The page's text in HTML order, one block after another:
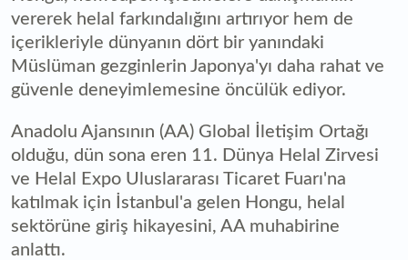
vererek helal farkındalığını artırıyor hem de
içerikleriyle dünyanın dört bir yanındaki
Müslüman gezginlerin Japonya'yı daha rahat ve
güvenle deneyimlemesine öncülük ediyor.
Anadolu Ajansının (AA) Global İletişim Ortağı
olduğu, dün sona eren 11. Dünya Helal Zirvesi
ve Helal Expo Uluslararası Ticaret Fuarı'na
katılmak için İstanbul'a gelen Hongu, helal
sektörüne giriş hikayesini, AA muhabirine
anlattı.